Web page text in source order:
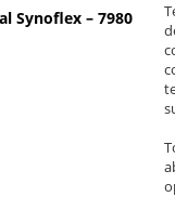
Synoflex – 7980